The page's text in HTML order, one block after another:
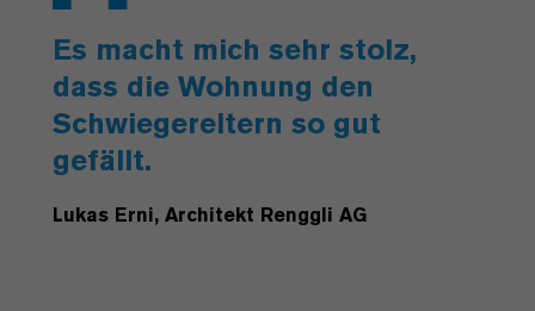
Es macht mich sehr stolz,
dass die Wohnung den
Schwiegereltern so gut
gefällt.
Lukas Erni, Architekt Renggli AG